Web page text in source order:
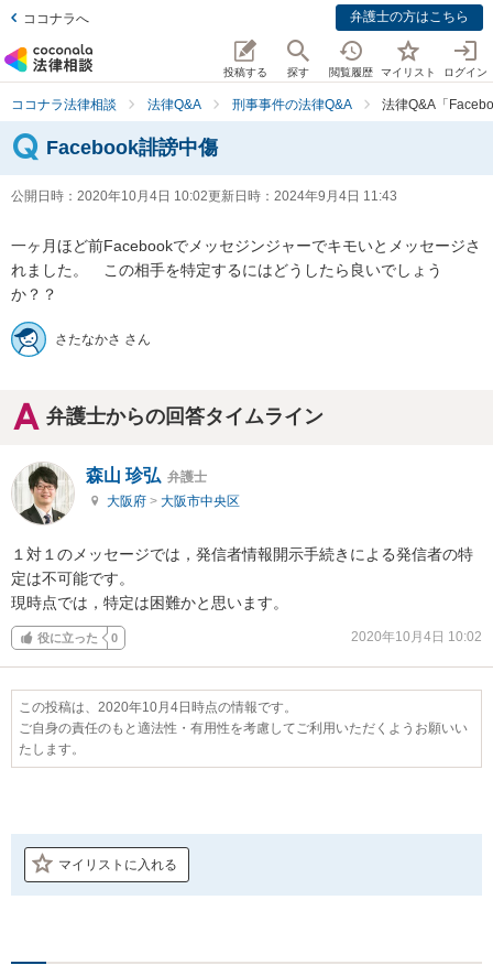
ココナラへ 弁護士の方はこちら
投稿する 探す 閲覧履歴 マイリスト ログイン
ココナラ法律相談 法律Q&A 刑事事件の法律Q&A 法律Q&A「
Facebook誹謗中傷
公開日時： 2020年10月4日 10:02更新日時： 2024年9月4日 11:43
一ヶ月ほど前Facebookでメッセジンジャーでキモいとメッセージさ
れました。　この相手を特定するにはどうしたら良いでしょう
か？？
さたなかさ さん
弁護士からの回答タイムライン
森山 珍弘 弁護士
大阪府 > 大阪市中央区
１対１のメッセージでは，発信者情報開示手続きによる発信者の特
定は不可能です。
現時点では，特定は困難かと思います。
役に立った 0 2020年10月4日 10:02
この投稿は、2020年10月4日時点の情報です。
ご自身の責任のもと適法性・有用性を考慮してご利用いただくようお願いい
たします。
マイリストに入れる